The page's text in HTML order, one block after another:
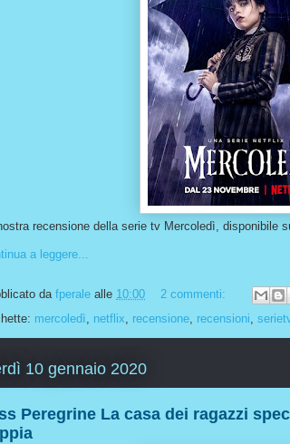
recensione della serie tv Mercoledì, disponibile
a leggere...
da fperale alle 10:00
2 commenti:
mercoledì netflix recensione recensioni
10 gennaio 2020
Peregrine La casa dei ragazzi